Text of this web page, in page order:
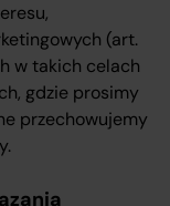
(art.
w takich celach
gdzie prosimy
przechowujemy